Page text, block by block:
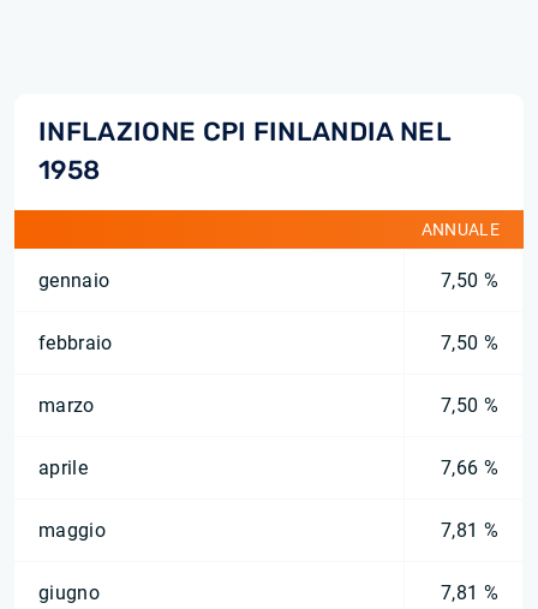
INFLAZIONE CPI FINLANDIA NEL
1958
ANNUALE
gennaio 7,50 %
febbraio 7,50 %
marzo 7,50 %
aprile 7,66 %
maggio 7,81 %
giugno 7,81 %